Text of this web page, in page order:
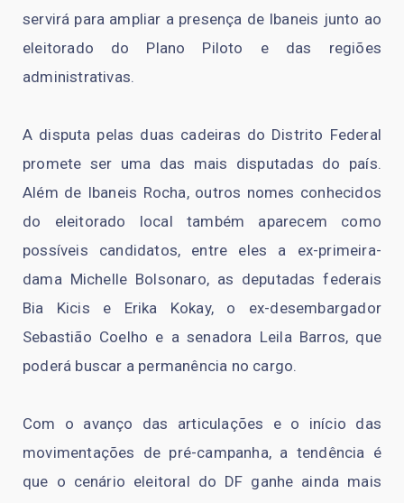
servirá para ampliar a presença de Ibaneis junto ao
eleitorado do Plano Piloto e das regiões
administrativas.
A disputa pelas duas cadeiras do Distrito Federal
promete ser uma das mais disputadas do país.
Além de Ibaneis Rocha, outros nomes conhecidos
do eleitorado local também aparecem como
possíveis candidatos, entre eles a ex-primeira-
dama Michelle Bolsonaro, as deputadas federais
Bia Kicis e Erika Kokay, o ex-desembargador
Sebastião Coelho e a senadora Leila Barros, que
poderá buscar a permanência no cargo.
Com o avanço das articulações e o início das
movimentações de pré-campanha, a tendência é
que o cenário eleitoral do DF ganhe ainda mais